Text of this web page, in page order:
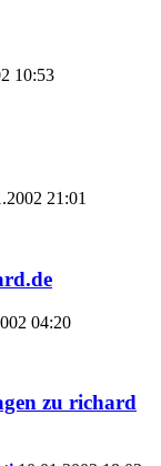
10:53
21:01
04:20
zu richard